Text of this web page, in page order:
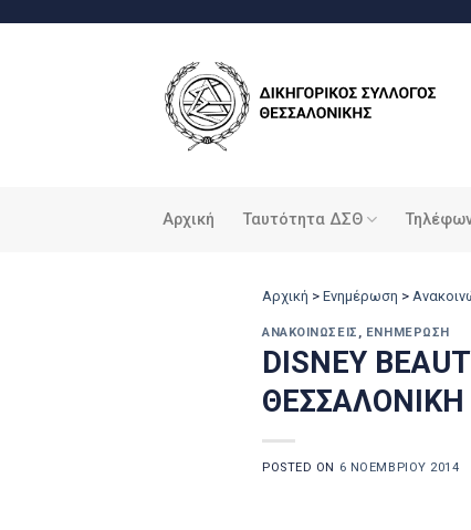
Αρχική Ταυτότητα ΔΣΘ
Αρχική > Ενημέρωση >
ΑΝΑΚΟΙΝΏΣΕΙΣ , ΕΝΗΜΈΡΩΣΗ
DISNEY
ΘΕΣΣΑΛΟΝΙΚΗ
POSTED ON 6 ΝΟΕΜΒΡΊΟΥ 2014